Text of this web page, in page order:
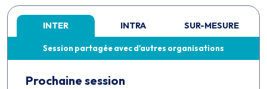
INTER INTRA SUR-MESURE
Session partagée avec d'autres organisations
Prochaine session